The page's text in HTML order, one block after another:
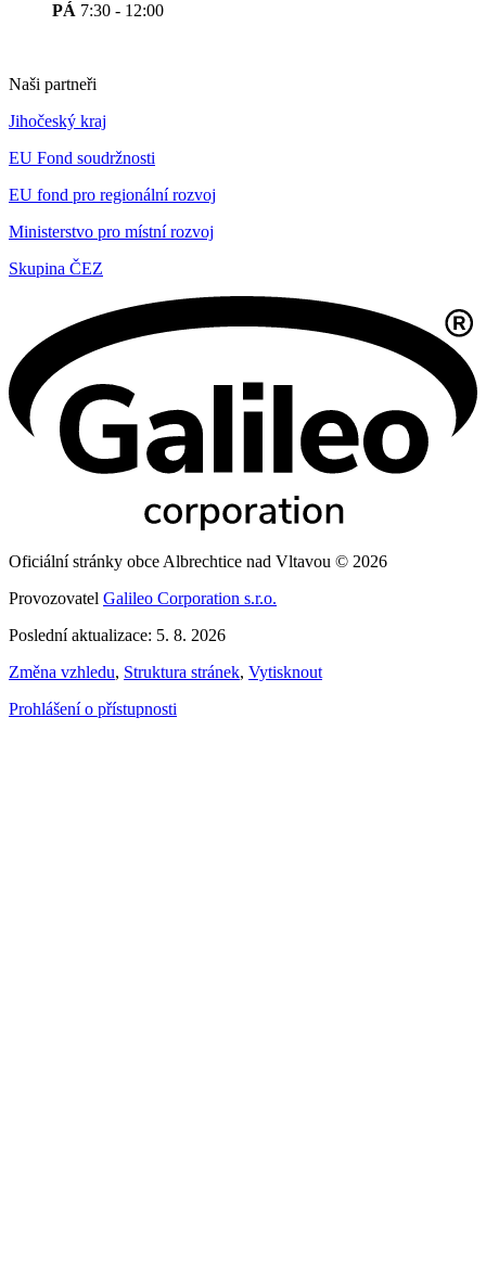
PÁ 7:30 - 12:00
Naši partneři
Jihočeský kraj
EU Fond soudržnosti
EU fond pro regionální rozvoj
Ministerstvo pro místní rozvoj
Skupina ČEZ
Oficiální stránky obce Albrechtice nad Vltavou © 2026
Provozovatel Galileo Corporation s.r.o.
Poslední aktualizace: 5. 8. 2026
Změna vzhledu, Struktura stránek, Vytisknout
Prohlášení o přístupnosti